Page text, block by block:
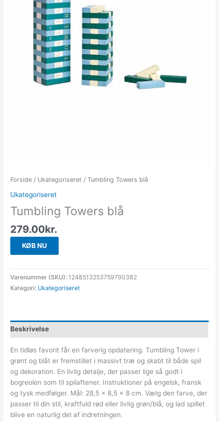
Forside / Ukategoriseret / Tumbling Towers blå
Ukategoriseret
Tumbling Towers blå
279.00kr.
KØB NU
Varenummer (SKU): 1248513253759790382
Kategori: Ukategoriseret
Beskrivelse
En tidløs favorit får en farverig opdatering. Tumbling Tower i
grønt og blåt er fremstillet i massivt træ og skabt til både spil
og dekoration. En livlig detalje, der passer lige så godt i
bogreolen som til spilaftener. Instruktioner på engelsk, fransk
og tysk medfølger. Mål: 28,5 x 8,5 x 8 cm. Vælg den farve, der
passer til din stil, kraftfuld rød eller livlig grøn/blå, og lad spillet
blive en naturlig del af indretningen.